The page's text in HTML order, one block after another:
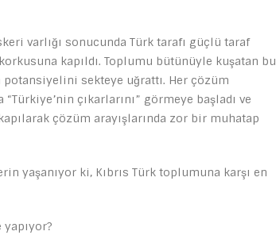
varlığı sonucunda Türk tarafı güçlü taraf
kapıldı. Toplumu bütünüyle kuşatan bu
potansiyelini sekteye uğrattı. Her çözüm
çıkarlarını” görmeye başladı ve
çözüm arayışlarında zor bir muhatap
yaşanıyor ki, Kıbrıs Türk toplumuna karşı en